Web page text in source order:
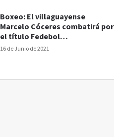
16 de Junio de 2021
Boxeo: El villaguayense
Marcelo Cóceres combatirá por
el título Fedebol
Supermediano